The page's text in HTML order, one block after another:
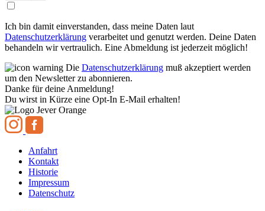
Ich bin damit einverstanden, dass meine Daten laut
Datenschutzerklärung verarbeitet und genutzt werden. Deine Daten
behandeln wir vertraulich. Eine Abmeldung ist jederzeit möglich!
Die Datenschutzerklärung muß akzeptiert werden
um den Newsletter zu abonnieren.
Danke für deine Anmeldung!
Du wirst in Kürze eine Opt-In E-Mail erhalten!
Anfahrt
Kontakt
Historie
Impressum
Datenschutz